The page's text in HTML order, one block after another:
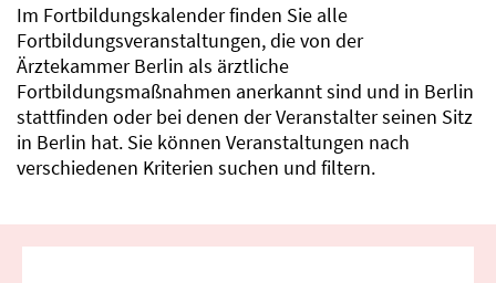
Im Fortbildungskalender finden Sie alle
Fortbildungsveranstaltungen, die von der
Ärztekammer Berlin als ärztliche
Fortbildungsmaßnahmen anerkannt sind und in Berlin
stattfinden oder bei denen der Veranstalter seinen Sitz
in Berlin hat. Sie können Veranstaltungen nach
verschiedenen Kriterien suchen und filtern.
Fortbildungssuche